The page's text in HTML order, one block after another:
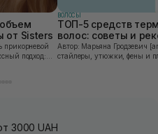
от Sisters
подход:
ВОЛОСЫ
ТОП-5 средств
волос: советы и
Sisters
Автор: Марьяна Гродзевич [artnav] Современные
стайлеры, утюжки, фены и
3000 UAH